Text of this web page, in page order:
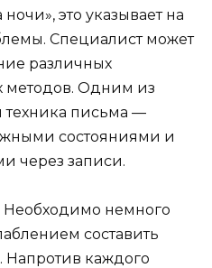
это указывает на
Специалист может
различных
методов. Одним из
техника письма —
состояниями и
через записи.
Необходимо немного
составить
Напротив каждого